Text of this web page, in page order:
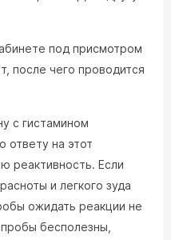
под присмотром
после чего проводится
с гистамином
ответу на этот
реактивность. Если
и легкого зуда
ожидать реакции не
бесполезны,